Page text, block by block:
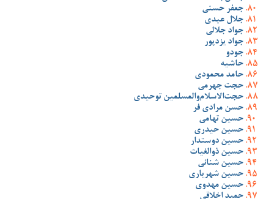
جعفر حسنی
جلال عبدی
جواد جلالی
جواد یزدپور
جودو
حاشیه
حامد محمودی
حجت جهرمی
حجت‌الاسلام‌والمسلمین توحیدی
حسن مرادی فر
حسین تهامی
حسین حیدری
حسین دوستدار
حسین ذوالغیاث
حسین شنانی
حسین شهریاری
حسین مهدوی
حمید اخلاقی